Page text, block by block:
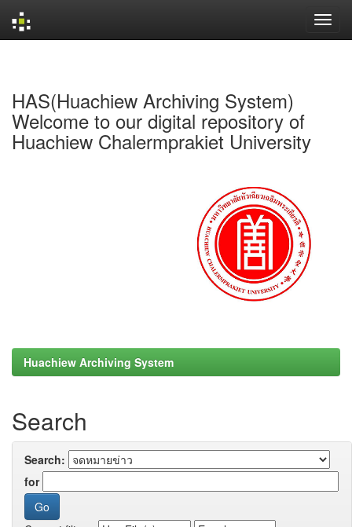
HAS(Huachiew Archiving System)
Welcome to our digital repository of
Huachiew Chalermprakiet University
Huachiew Archiving System
Search
Search:
for